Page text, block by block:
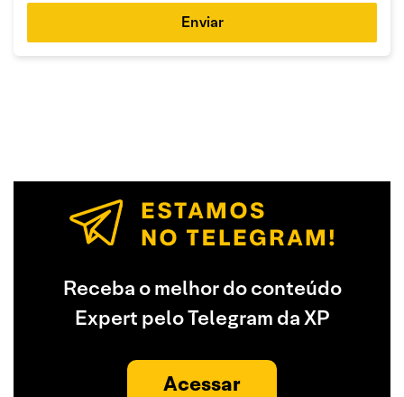
Enviar
Receba o melhor do conteúdo
Expert pelo Telegram da XP
Acessar